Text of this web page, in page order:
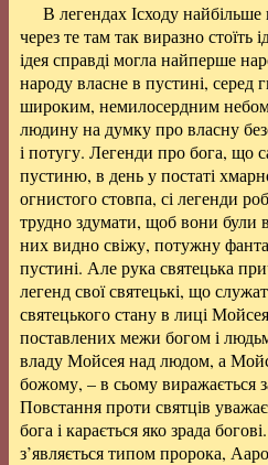
В легендах Ісходу
через те там так виразно стоїть
ідея справді могла найперше
народу власне в пустині, серед
широким, немилосердним небом
людину на думку про власну
і потугу. Легенди про бога, що
пустиню, в день у постаті
огнистого стовпа, сі легенди
трудно здумати, щоб вони були
них видно свіжу, потужну
пустині. Але рука святецька
легенд свої святецькі, що
святецького стану в лиці
поставлених межи богом і
владу Мойсея над людом, а
божому, – в сьому виражається
Повстання проти святців
бога і карається яко зрада
з’являється типом пророка,